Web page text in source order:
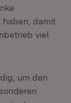
damit
viel
um den